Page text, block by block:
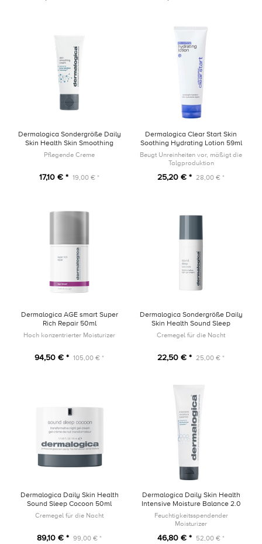
Dermalogica Sondergröße Daily
Skin Health Skin Smoothing
Cream 15ml
Pflegende Creme
17,10 € * 19,00 € *
Dermalogica Clear Start Skin
Soothing Hydrating Lotion 59ml
Beugt Unreinheiten vor, mäßigt die
Talgproduktion
25,20 € * 28,00 € *
Dermalogica AGE smart Super
Rich Repair 50ml
Hoch konzentrierter Moisturizer
94,50 € * 105,00 € *
Dermalogica Sondergröße Daily
Skin Health Sound Sleep
Cocoon 10ml
Cremegel für die Nacht
22,50 € * 25,00 € *
Dermalogica Daily Skin Health
Sound Sleep Cocoon 50ml
Cremegel für die Nacht
89,10 € * 99,00 € *
Dermalogica Daily Skin Health
Intensive Moisture Balance 2.0
50ml
Feuchtigkeitsspendender
Moisturizer
46,80 € * 52,00 € *